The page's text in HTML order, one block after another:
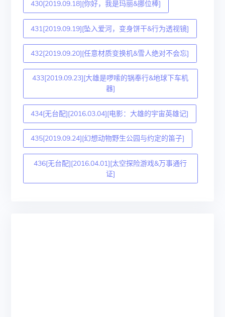
430[2019.09.18][你好，我是玛丽&挪位棒]
431[2019.09.19][坠入爱河，变身饼干&行为透视镜]
432[2019.09.20][任意材质变换机&雪人绝对不会忘]
433[2019.09.23][大雄是啰嗦的锅奉行&地球下车机
器]
434[无台配][2016.03.04][电影：大雄的宇宙英雄记]
435[2019.09.24][幻想动物野生公园与约定的笛子]
436[无台配][2016.04.01][太空探险游戏&万事通行
证]